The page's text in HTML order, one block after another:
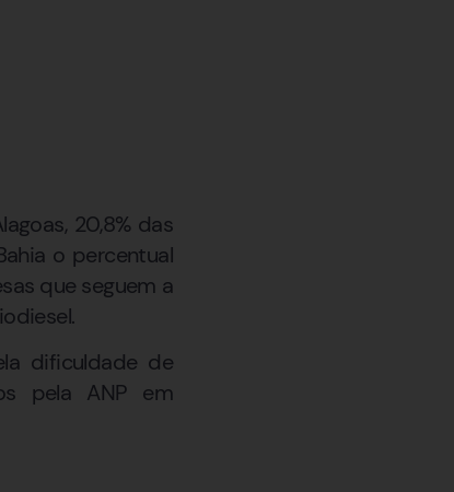
20,8% das
o percentual
que seguem a
dificuldade de
pela ANP em